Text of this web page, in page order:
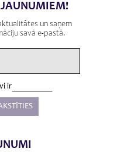
JAUNUMIEM!
un saņem
savā e-pastā.
ir